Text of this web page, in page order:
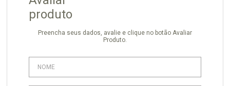
produto
Preencha seus dados, avalie e clique no botão Avaliar
Produto.